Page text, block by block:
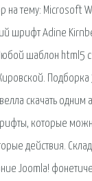
на тему: Microsoft
шрифт Adine
шаблон html5
скачать
которые
действия.
Joomla!